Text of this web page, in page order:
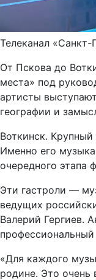
Телеканал
От Пскова до
места» под
артисты
географии и
Воткинск.
Именно его
очередного этапа
Эти гастроли —
ведущих
Валерий Гергиев.
«Для каждого
родине. Это очень